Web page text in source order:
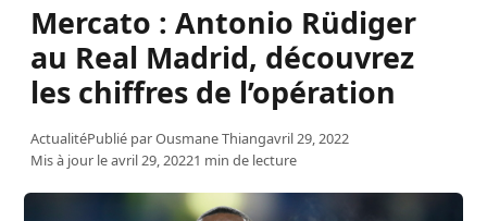
Mercato : Antonio Rüdiger
au Real Madrid, découvrez
les chiffres de l’opération
ActualitéPublié parOusmane Thiangavril 29, 2022
Mis à jour le avril 29, 20221 min de lecture